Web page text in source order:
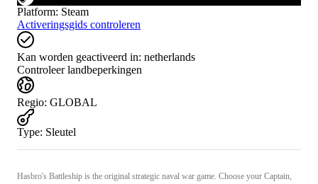
Platform: Steam
Activeringsgids controleren
Kan worden geactiveerd in: netherlands
Controleer landbeperkingen
Regio: GLOBAL
Type: Sleutel
Hasbro's Battleship is the original strategic naval war game. Choose your Captain,